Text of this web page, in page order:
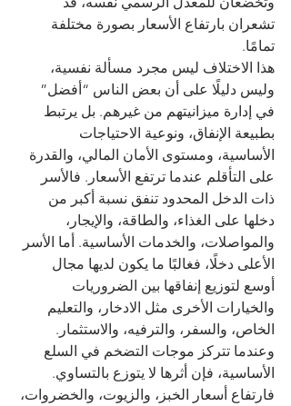
تشعران بارتفاع الأسعار بصورة مختلفة
تمامًا.
هذا الاختلاف ليس مجرد مسألة نفسية،
وليس دليلًا على أن بعض الناس “أفضل”
في إدارة ميزانيتهم من غيرهم. بل يرتبط
بطبيعة الإنفاق، ونوعية الاحتياجات
الأساسية، ومستوى الأمان المالي، والقدرة
على التأقلم عندما ترتفع الأسعار. فالأسر
ذات الدخل المحدود تنفق نسبة أكبر من
دخلها على الغذاء، والطاقة، والإيجار،
والمواصلات، والخدمات الأساسية. أما الأسر
الأعلى دخلًا، فغالبًا ما يكون لديها مجال
أوسع لتوزيع إنفاقها بين الضروريات
والخيارات الأخرى مثل الادخار، والتعليم
الخاص، والسفر، والترفيه، والاستثمار.
وعندما تتركز موجات التضخم في السلع
الأساسية، فإن أثرها لا يتوزع بالتساوي.
فارتفاع أسعار الخبز، والزيوت، والخضروات،